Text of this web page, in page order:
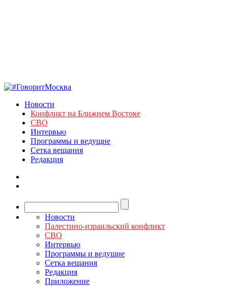
Новости
Конфликт на Ближнем Востоке
СВО
Интервью
Программы и ведущие
Сетка вещания
Редакция
Новости
Палестино-израильский конфликт
СВО
Интервью
Программы и ведущие
Сетка вещания
Редакция
Приложение